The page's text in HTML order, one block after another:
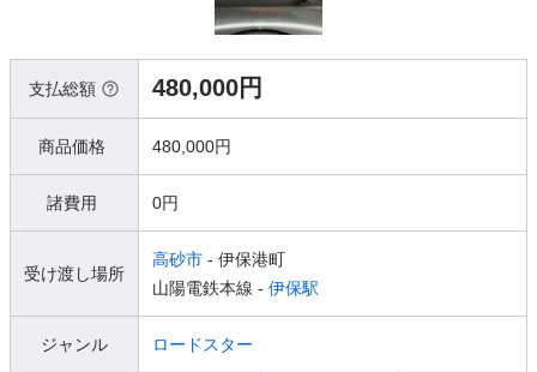
支払総額 480,000円
商品価格 480,000円
諸費用 0円
受け渡し場所
高砂市 - 伊保港町
山陽電鉄本線 - 伊保駅
ジャンル ロードスター